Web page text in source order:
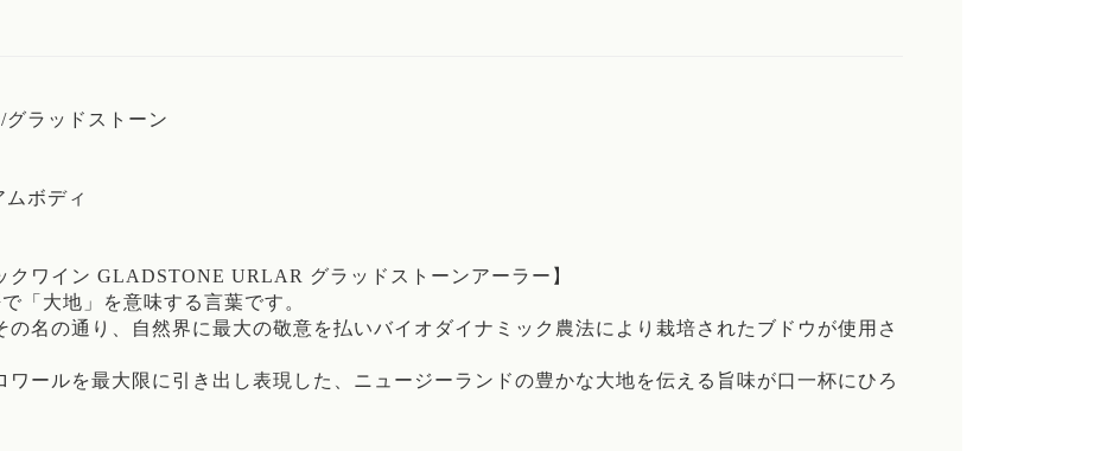
ラッドストーン
ボディ
クワイン GLADSTONE URLAR グラッドストーンアーラー】
「大地」を意味する言葉です。
の名の通り、自然界に最大の敬意を払いバイオダイナミック農法により栽培されたブドウが使用さ
ワールを最大限に引き出し表現した、ニュージーランドの豊かな大地を伝える旨味が口一杯にひろ